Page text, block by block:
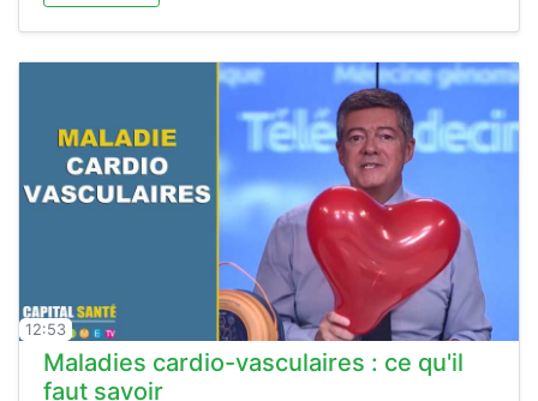
12:53
Maladies cardio-vasculaires : ce qu'il
faut savoir